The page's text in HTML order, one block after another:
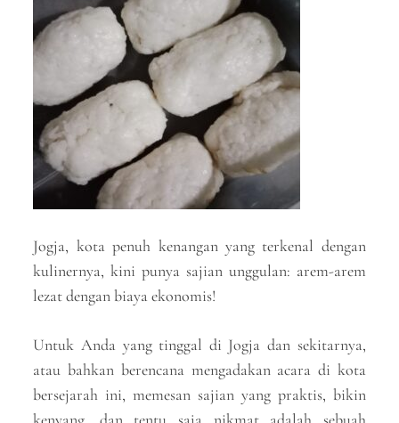
Jogja, kota penuh kenangan yang terkenal dengan
kulinernya, kini punya sajian unggulan: arem-arem
lezat dengan biaya ekonomis!
Untuk Anda yang tinggal di Jogja dan sekitarnya,
atau bahkan berencana mengadakan acara di kota
bersejarah ini, memesan sajian yang praktis, bikin